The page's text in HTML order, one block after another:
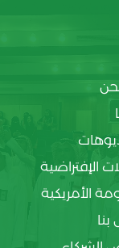
الإفتراضية
الأمريكية